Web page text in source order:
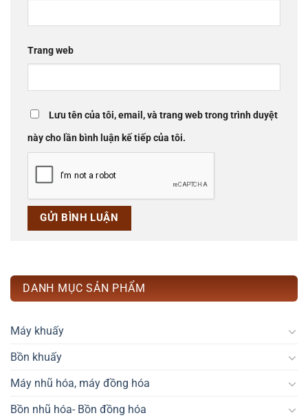
Trang web
Lưu tên của tôi, email, và trang web trong trình duyệt
này cho lần bình luận kế tiếp của tôi.
DANH MỤC SẢN PHẨM
Máy khuấy
Bồn khuấy
Máy nhũ hóa, máy đồng hóa
Bồn nhũ hóa- Bồn đồng hóa